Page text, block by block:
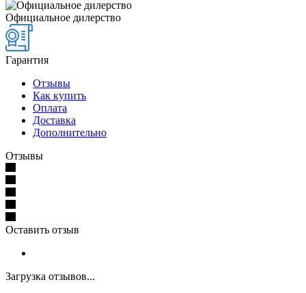
Официальное дилерство
Гарантия
Отзывы
Как купить
Оплата
Доставка
Дополнительно
Отзывы
Оставить отзыв
Загрузка отзывов...